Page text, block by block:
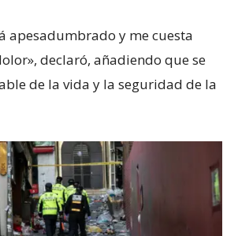
apesadumbrado y me cuesta
declaró, añadiendo que se
de la vida y la seguridad de la